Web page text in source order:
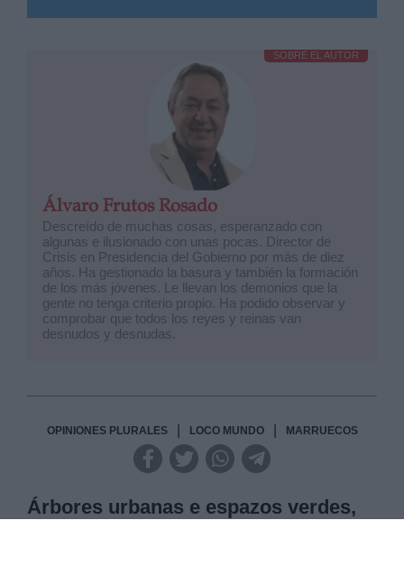
SOBRE EL AUTOR
Álvaro Frutos Rosado
Descreído de muchas cosas, esperanzado con
algunas e ilusionado con unas pocas. Director de
Crisis en Presidencia del Gobierno por más de diez
años. Ha gestionado la basura y también la formación
de los más jóvenes. Le llevan los demonios que la
gente no tenga criterio propio. Ha podido observar y
comprobar que todos los reyes y reinas van
desnudos y desnudas.
OPINIONES PLURALES LOCO MUNDO MARRUECOS
Árbores urbanas e espazos verdes,